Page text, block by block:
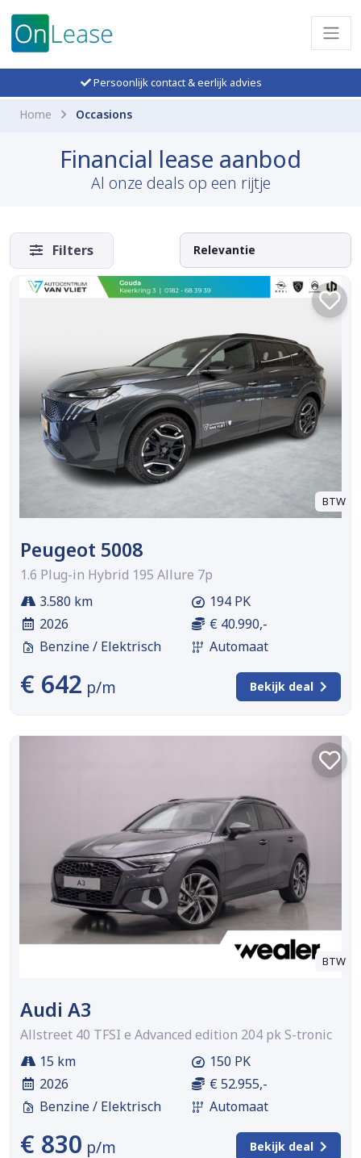
Persoonlijk contact & eerlijk advies
Home Occasions
Financial lease aanbod
Al onze deals op een rijtje
Filters
BTW
Peugeot 5008
1.6 Plug-in Hybrid 195 Allure 7p
3.580 km
2026
Benzine / Elektrisch
194 PK
€ 40.990,-
Automaat
€ 642 p/m Bekijk deal
BTW
Audi A3
Allstreet 40 TFSI e Advanced edition 204 pk S-tronic
15 km
2026
Benzine / Elektrisch
150 PK
€ 52.955,-
Automaat
€ 830 p/m Bekijk deal